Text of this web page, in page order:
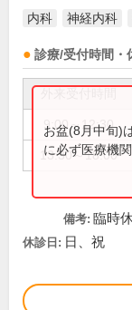
内科 神経内科
診療/受付時間・
9:00～12:30
13:30～18:00
お盆(8月中旬)
に必ず医療機
備考: 臨時
休診日: 日、祝